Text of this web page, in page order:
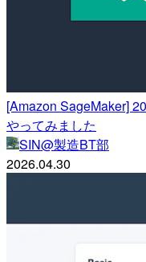
[Amazon SageMaker]
やってみました
SIN@製造BT部
2026.04.30